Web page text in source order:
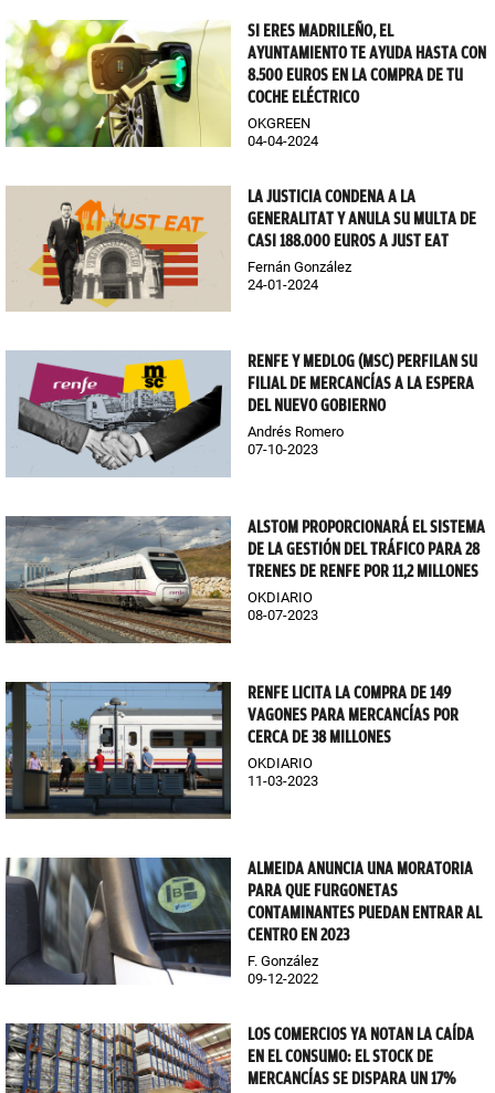
SI ERES MADRILEÑO, EL
AYUNTAMIENTO TE AYUDA HASTA CON
8.500 EUROS EN LA COMPRA DE TU
COCHE ELÉCTRICO
OKGREEN
04-04-2024
LA JUSTICIA CONDENA A LA
GENERALITAT Y ANULA SU MULTA DE
CASI 188.000 EUROS A JUST EAT
Fernán González
24-01-2024
RENFE Y MEDLOG (MSC) PERFILAN SU
FILIAL DE MERCANCÍAS A LA ESPERA
DEL NUEVO GOBIERNO
Andrés Romero
07-10-2023
ALSTOM PROPORCIONARÁ EL SISTEMA
DE LA GESTIÓN DEL TRÁFICO PARA 28
TRENES DE RENFE POR 11,2 MILLONES
OKDIARIO
08-07-2023
RENFE LICITA LA COMPRA DE 149
VAGONES PARA MERCANCÍAS POR
CERCA DE 38 MILLONES
OKDIARIO
11-03-2023
ALMEIDA ANUNCIA UNA MORATORIA
PARA QUE FURGONETAS
CONTAMINANTES PUEDAN ENTRAR AL
CENTRO EN 2023
F. González
09-12-2022
LOS COMERCIOS YA NOTAN LA CAÍDA
EN EL CONSUMO: EL STOCK DE
MERCANCÍAS SE DISPARA UN 17%